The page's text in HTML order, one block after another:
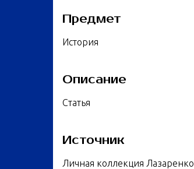
Предмет
История
Описание
Статья
Источник
Личная коллекция